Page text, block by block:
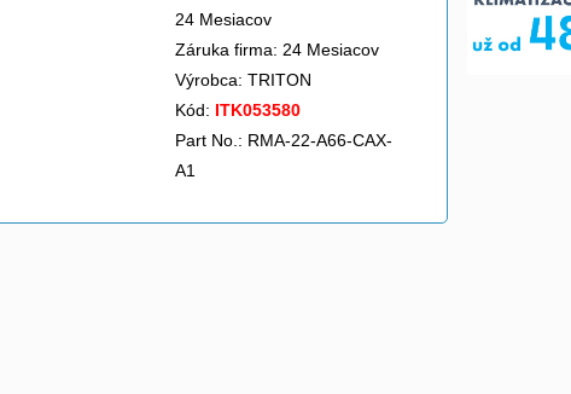
24 Mesiacov
Záruka firma: 24 Mesiacov
Výrobca: TRITON
Kód: ITK053580
Part No.: RMA-22-A66-CAX-
A1